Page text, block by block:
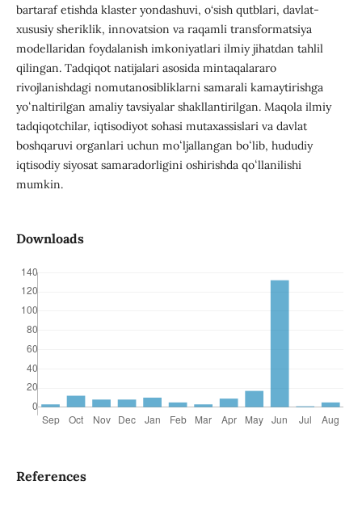
bartaraf etishda klaster yondashuvi, o‘sish qutblari, davlat-
xususiy sheriklik, innovatsion va raqamli transformatsiya
modellaridan foydalanish imkoniyatlari ilmiy jihatdan tahlil
qilingan. Tadqiqot natijalari asosida mintaqalararo
rivojlanishdagi nomutanosibliklarni samarali kamaytirishga
yoʻnaltirilgan amaliy tavsiyalar shakllantirilgan. Maqola ilmiy
tadqiqotchilar, iqtisodiyot sohasi mutaxassislari va davlat
boshqaruvi organlari uchun moʻljallangan boʻlib, hududiy
iqtisodiy siyosat samaradorligini oshirishda qoʻllanilishi
mumkin.
Downloads
References